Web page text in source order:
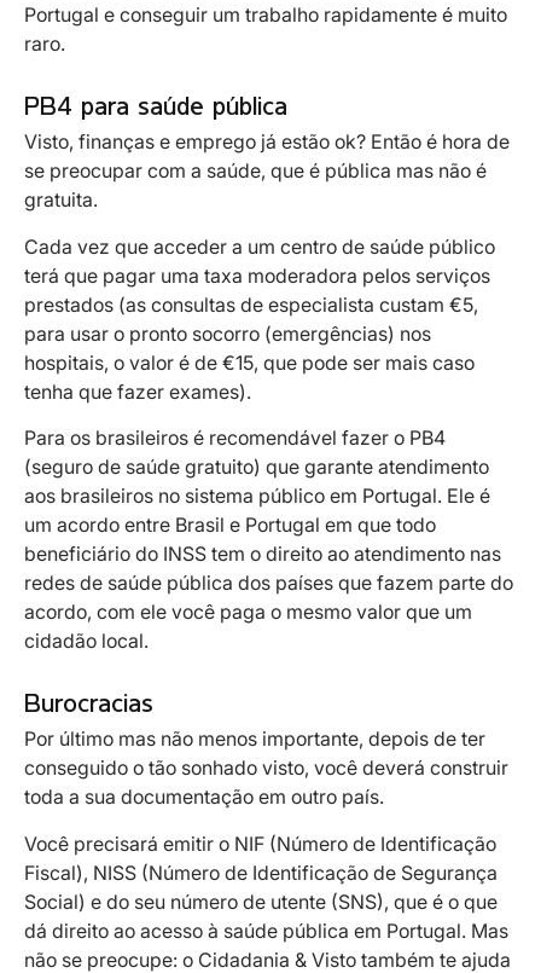
Portugal e conseguir um trabalho rapidamente é muito
raro.
PB4 para saúde pública
Visto, finanças e emprego já estão ok? Então é hora de
se preocupar com a saúde, que é pública mas não é
gratuita.
Cada vez que acceder a um centro de saúde público
terá que pagar uma taxa moderadora pelos serviços
prestados (as consultas de especialista custam €5,
para usar o pronto socorro (emergências) nos
hospitais, o valor é de €15, que pode ser mais caso
tenha que fazer exames).
Para os brasileiros é recomendável fazer o PB4
(seguro de saúde gratuito) que garante atendimento
aos brasileiros no sistema público em Portugal. Ele é
um acordo entre Brasil e Portugal em que todo
beneficiário do INSS tem o direito ao atendimento nas
redes de saúde pública dos países que fazem parte do
acordo, com ele você paga o mesmo valor que um
cidadão local.
Burocracias
Por último mas não menos importante, depois de ter
conseguido o tão sonhado visto, você deverá construir
toda a sua documentação em outro país.
Você precisará emitir o NIF (Número de Identificação
Fiscal), NISS (Número de Identificação de Segurança
Social) e do seu número de utente (SNS), que é o que
dá direito ao acesso à saúde pública em Portugal. Mas
não se preocupe: o Cidadania & Visto também te ajuda